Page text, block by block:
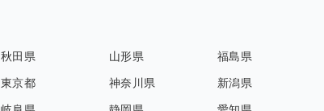
秋田県 山形県 福島県
東京都 神奈川県 新潟県